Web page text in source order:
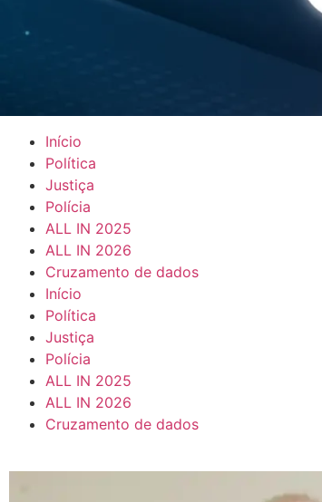
Início
Política
Justiça
Polícia
ALL IN 2025
ALL IN 2026
Cruzamento de dados
Início
Política
Justiça
Polícia
ALL IN 2025
ALL IN 2026
Cruzamento de dados